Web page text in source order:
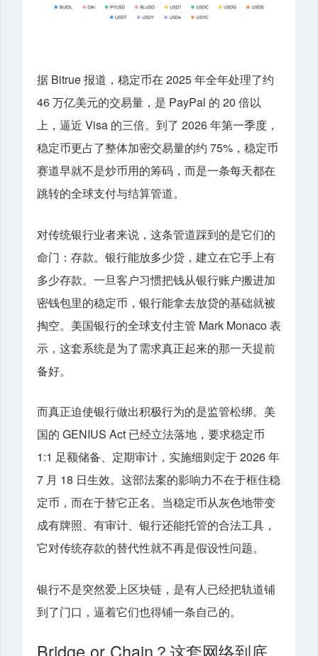
据 Bitrue 报道，稳定币在 2025 年全年处理了约
46 万亿美元的交易量，是 PayPal 的 20 倍以
上，逼近 Visa 的三倍。到了 2026 年第一季度，
稳定币更占了整体加密交易量的约 75%，稳定币
赛道早就不是炒币用的筹码，而是一条每天都在
跳转的全球支付与结算管道。
对传统银行业者来说，这条管道踩到的是它们的
命门：存款。银行能放多少贷，建立在它手上有
多少存款。一旦客户习惯把钱从银行账户搬进加
密钱包里的稳定币，银行能拿去放贷的基础就被
掏空。美国银行的全球支付主管 Mark Monaco 表
示，这套系统是为了需求真正起来的那一天提前
备好。
而真正迫使银行做出积极行为的是监管松绑。美
国的 GENIUS Act 已经立法落地，要求稳定币
1:1 足额储备、定期审计，实施细则定于 2026 年
7 月 18 日生效。这部法案的影响力不在于框住稳
定币，而在于替它正名。当稳定币从灰色地带变
成有牌照、有审计、银行还能托管的合法工具，
它对传统存款的替代性就不再是假设性问题。
银行不是突然爱上区块链，是有人已经把轨道铺
到了门口，逼着它们也得铺一条自己的。